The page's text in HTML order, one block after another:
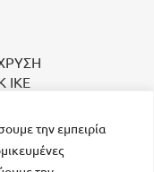
την εμπειρία
IKE